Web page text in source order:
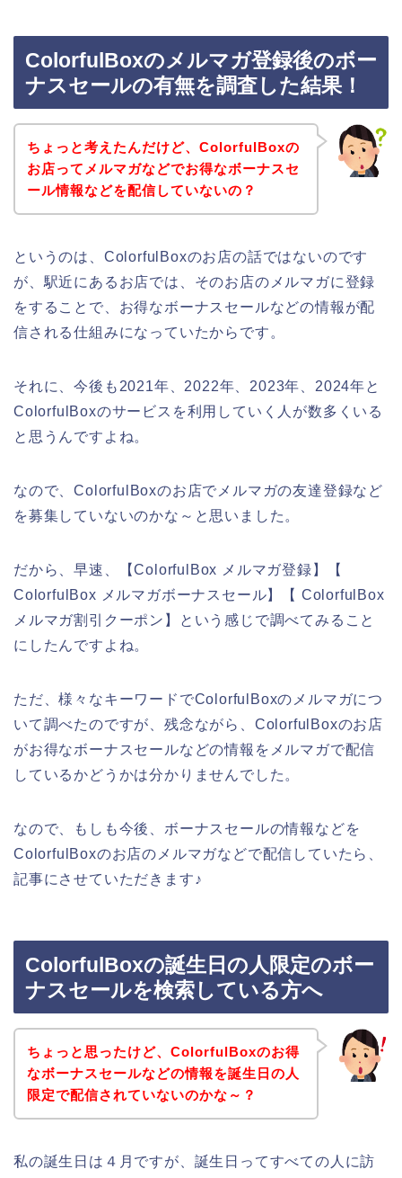
ColorfulBoxのメルマガ登録後のボー
ナスセールの有無を調査した結果！
ちょっと考えたんだけど、ColorfulBoxの
お店ってメルマガなどでお得なボーナスセ
ール情報などを配信していないの？
というのは、ColorfulBoxのお店の話ではないのです
が、駅近にあるお店では、そのお店のメルマガに登録
をすることで、お得なボーナスセールなどの情報が配
信される仕組みになっていたからです。
それに、今後も2021年、2022年、2023年、2024年と
ColorfulBoxのサービスを利用していく人が数多くいる
と思うんですよね。
なので、ColorfulBoxのお店でメルマガの友達登録など
を募集していないのかな～と思いました。
だから、早速、【ColorfulBox メルマガ登録】【
ColorfulBox メルマガボーナスセール】【 ColorfulBox
メルマガ割引クーポン】という感じで調べてみること
にしたんですよね。
ただ、様々なキーワードでColorfulBoxのメルマガにつ
いて調べたのですが、残念ながら、ColorfulBoxのお店
がお得なボーナスセールなどの情報をメルマガで配信
しているかどうかは分かりませんでした。
なので、もしも今後、ボーナスセールの情報などを
ColorfulBoxのお店のメルマガなどで配信していたら、
記事にさせていただきます♪
ColorfulBoxの誕生日の人限定のボー
ナスセールを検索している方へ
ちょっと思ったけど、ColorfulBoxのお得
なボーナスセールなどの情報を誕生日の人
限定で配信されていないのかな～？
私の誕生日は４月ですが、誕生日ってすべての人に訪